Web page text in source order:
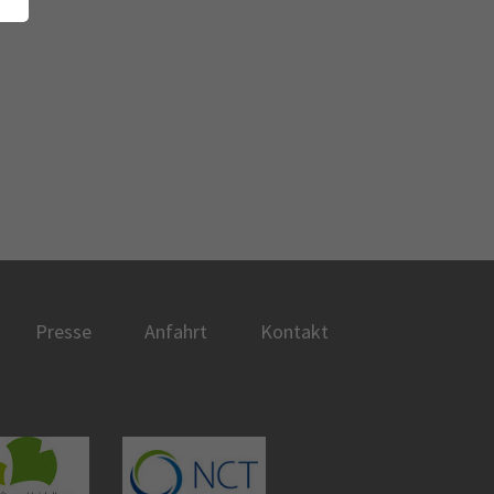
Presse Anfahrt Kontakt